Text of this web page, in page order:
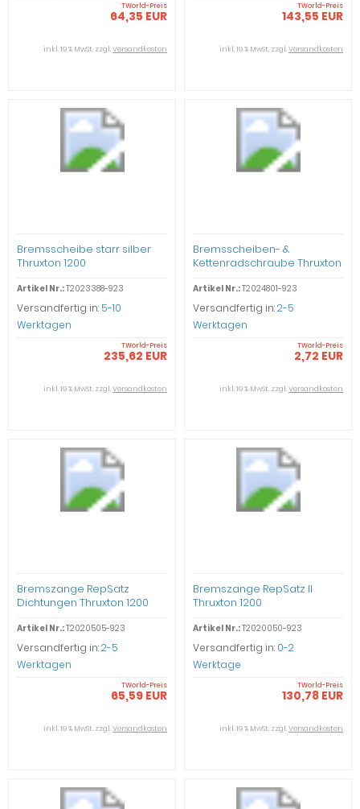
TWorld-Preis
64,35 EUR
inkl. 19 % MwSt. zzgl.Versandkosten
TWorld-Preis
143,55 EUR
inkl. 19 % MwSt. zzgl.Versandkosten
Bremsscheibe starr silber
Thruxton 1200
Artikel Nr.:T2023388-923
Versandfertig in: 5-10
Werktagen
TWorld-Preis
235,62 EUR
inkl. 19 % MwSt. zzgl.Versandkosten
Bremsscheiben- &
Kettenradschraube Thruxton
Artikel Nr.:T2024801-923
Versandfertig in:2-5
Werktagen
TWorld-Preis
2,72 EUR
inkl. 19 % MwSt. zzgl.Versandkosten
Bremszange RepSatz
Dichtungen Thruxton 1200
Artikel Nr.:T2020505-923
Versandfertig in:2-5
Werktagen
TWorld-Preis
65,59 EUR
inkl. 19 % MwSt. zzgl.Versandkosten
Bremszange RepSatz II
Thruxton 1200
Artikel Nr.:T2020050-923
Versandfertig in: 0-2
Werktage
TWorld-Preis
130,78 EUR
inkl. 19 % MwSt. zzgl.Versandkosten